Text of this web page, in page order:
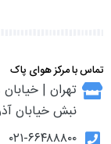
تماس با مرکز هوای پاک
تهران |
نبش خیابان
۰۲۱-۶۶۴۸۸۸۰۰